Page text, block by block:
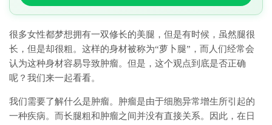
很多女性都梦想拥有一双修长的美腿，但是有时候，虽然腿很
长，但是却很粗。这样的身材被称为“萝卜腿”，而人们经常会
认为这种身材容易导致肿瘤。但是，这个观点到底是否正确
呢？我们来一起看看。
我们需要了解什么是肿瘤。肿瘤是由于细胞异常增生所引起的
一种疾病。而长腿粗和肿瘤之间并没有直接关系。因此，在日